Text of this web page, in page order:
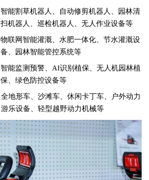
智能割草机器人、自动修剪机器人、园林清
扫机器人、巡检机器人、无人作业设备等
物联网智能灌溉、水肥一体化、节水灌溉设
备、园林智能管控系统等
智能监测预警、AI识别植保、无人机园林植
保、绿色防控设备等
全地形车、沙滩车、休闲卡丁车、户外动力
游乐设备、轻型越野动力机械等